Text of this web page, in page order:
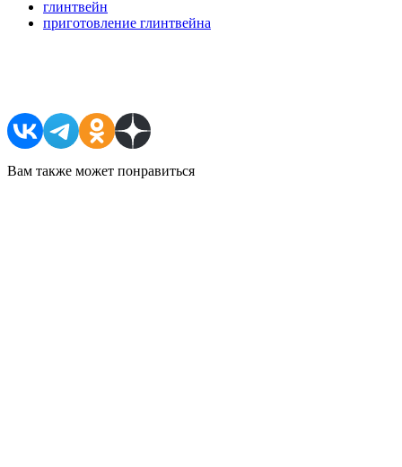
глинтвейн
приготовление глинтвейна
Вам также может понравиться